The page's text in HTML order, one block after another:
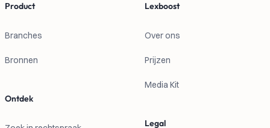
Product
Branches
Bronnen
Ontdek
Lexboost
Over ons
Prijzen
Media Kit
Legal